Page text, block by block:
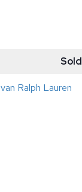
Sold
Ralph Lauren